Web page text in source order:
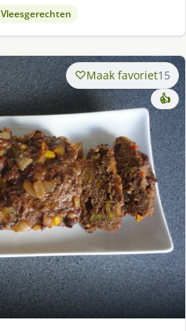
Vleesgerechten
Maak favoriet15
👍